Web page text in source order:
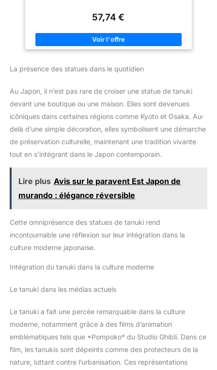
57,74 €
La présence des statues dans le quotidien
Au Japon, il n’est pas rare de croiser une statue de tanuki
devant une boutique ou une maison. Elles sont devenues
icôniques dans certaines régions comme Kyoto et Osaka. Au-
delà d’une simple décoration, elles symbolisent une démarche
de préservation culturelle, maintenant une tradition vivante
tout en s’intégrant dans le Japon contemporain.
Lire plus Avis sur le paravent Est Japon de
murando : élégance réversible
Cette omniprésence des statues de tanuki rend
incontournable une réflexion sur leur intégration dans la
culture moderne japonaise.
Intégration du tanuki dans la culture moderne
Le tanuki dans les médias actuels
Le tanuki a fait une percée remarquable dans la culture
moderne, notamment grâce à des films d’animation
emblématiques tels que *Pompoko* du Studio Ghibli. Dans ce
film, les tanukis sont dépeints comme des protecteurs de la
nature, luttant contre l’urbanisation. Ces représentations